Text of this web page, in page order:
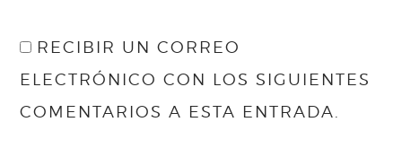
RECIBIR UN CORREO
ELECTRÓNICO CON LOS SIGUIENTES
COMENTARIOS A ESTA ENTRADA.